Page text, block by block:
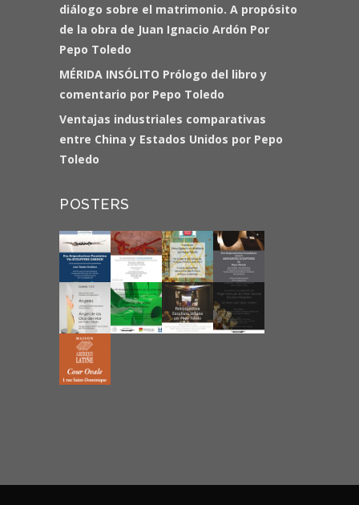
diálogo sobre el matrimonio. A propósito
de la obra de Juan Ignacio Ardón Por
Pepo Toledo
MÉRIDA INSÓLITO Prólogo del libro y
comentario por Pepo Toledo
Ventajas industriales comparativas
entre China y Estados Unidos por Pepo
Toledo
POSTERS